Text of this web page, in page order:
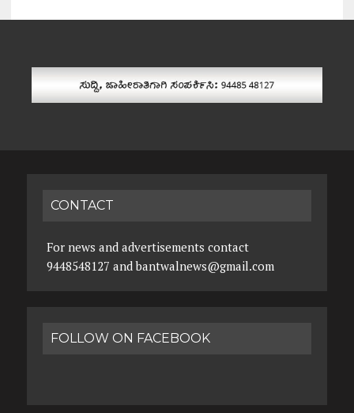
CONTACT
For news and advertisements contact
9448548127 and bantwalnews@gmail.com
FOLLOW ON FACEBOOK